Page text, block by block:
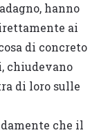
hanno
ai
di concreto
chiudevano
di loro sulle
che il